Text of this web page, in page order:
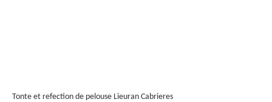
Tonte et refection de pelouse Lieuran Cabrieres